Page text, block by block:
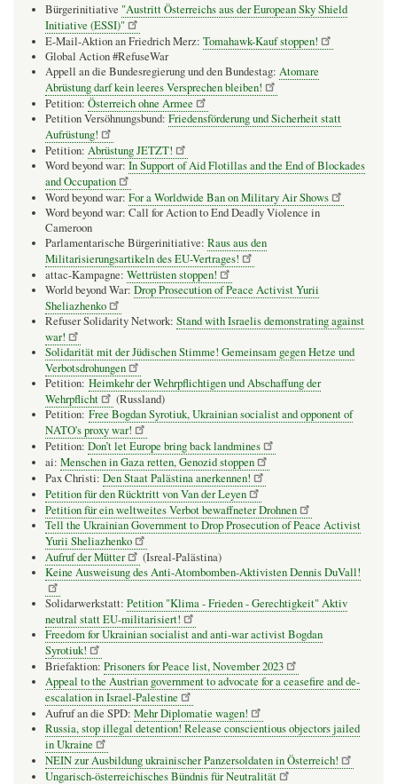
Bürgerinitiative "Austritt Österreichs aus der European Sky Shield
Initiative (ESSI)"
E-Mail-Aktion an Friedrich Merz: Tomahawk-Kauf stoppen!
Global Action #RefuseWar
Appell an die Bundesregierung und den Bundestag: Atomare
Abrüstung darf kein leeres Versprechen bleiben!
Petition: Österreich ohne Armee
Petition Versöhnungsbund: Friedensförderung und Sicherheit statt
Aufrüstung!
Petition: Abrüstung JETZT!
Word beyond war: In Support of Aid Flotillas and the End of Blockades
and Occupation
Word beyond war: For a Worldwide Ban on Military Air Shows
Word beyond war: Call for Action to End Deadly Violence in
Cameroon
Parlamentarische Bürgerinitiative: Raus aus den
Militarisierungsartikeln des EU-Vertrages!
attac-Kampagne: Wettrüsten stoppen!
World beyond War: Drop Prosecution of Peace Activist Yurii
Sheliazhenko
Refuser Solidarity Network: Stand with Israelis demonstrating against
war!
Solidarität mit der Jüdischen Stimme! Gemeinsam gegen Hetze und
Verbotsdrohungen
Petition: Heimkehr der Wehrpflichtigen und Abschaffung der
Wehrpflicht
(Russland)
Petition: Free Bogdan Syrotiuk, Ukrainian socialist and opponent of
NATO's proxy war!
Petition: Don’t let Europe bring back landmines
ai: Menschen in Gaza retten, Genozid stoppen
Pax Christi: Den Staat Palästina anerkennen!
Petition für den Rücktritt von Van der Leyen
Petition für ein weltweites Verbot bewaffneter Drohnen
Tell the Ukrainian Government to Drop Prosecution of Peace Activist
Yurii Sheliazhenko
Aufruf der Mütter
(Isreal-Palästina)
Keine Ausweisung des Anti-Atombomben-Aktivisten Dennis DuVall!
Solidarwerkstatt: Petition "Klima - Frieden - Gerechtigkeit" Aktiv
neutral statt EU-militarisiert!
Freedom for Ukrainian socialist and anti-war activist Bogdan
Syrotiuk!
Briefaktion: Prisoners for Peace list, November 2023
Appeal to the Austrian government to advocate for a ceasefire and de-
escalation in Israel-Palestine
Aufruf an die SPD: Mehr Diplomatie wagen!
Russia, stop illegal detention! Release conscientious objectors jailed
in Ukraine
NEIN zur Ausbildung ukrainischer Panzersoldaten in Österreich!
Ungarisch-österreichisches Bündnis für Neutralität